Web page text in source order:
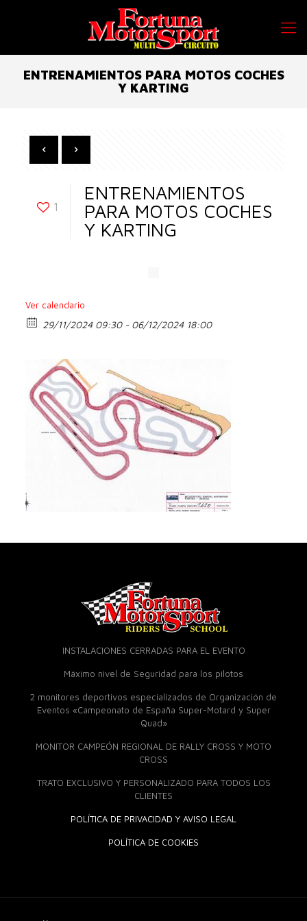
ENTRENAMIENTOS PARA MOTOS COCHES
Y KARTING
1
ENTRENAMIENTOS
PARA MOTOS COCHES
Y KARTING
Ver calendario
29/11/2024 09:30 - 06/12/2024 18:00
INSTALACIONES CERRADAS PARA EL EVENTO
Máximo nivel de Seguridad para los pilotos
2 monitores deportivos especializados de Organización de
Eventos «Campeonato de España Super-Motard y Super
Quad»
MONITOR CAMPEÓN REGIONAL DE RALLY CROSS Y MOTO
CROSS
TRATO EXCLUSIVO Y PERSONALIZADO PARA TODOS LOS
CLIENTES
POLÍTICA DE PRIVACIDAD Y AVISO LEGAL
POLÍTICA DE COOKIES